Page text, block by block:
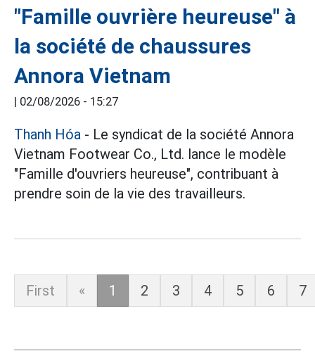
"Famille ouvrière heureuse" à
la société de chaussures
Annora Vietnam
| 02/08/2026 - 15:27
Thanh Hóa - Le syndicat de la société Annora
Vietnam Footwear Co., Ltd. lance le modèle
"Famille d'ouvriers heureuse", contribuant à
prendre soin de la vie des travailleurs.
First « 1 2 3 4 5 6 7